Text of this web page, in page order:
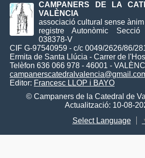
CAMPANERS DE LA
VALÈNCIA
associació cultural sense
registre Autonòmic
038378-V
CIF G-97540959 - c/c 0049/2626/86/
Ermita de Santa Llúcia - Carrer de
Telèfon 636 066 978 - 46001 -
Editor: Francesc LLOP i BAYO
© Campaners de la Catedral de
Actualització: 10-08-
Select Language